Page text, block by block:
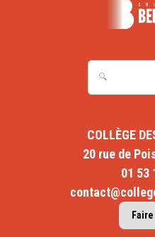
COLLÈGE
20 rue de
01 53